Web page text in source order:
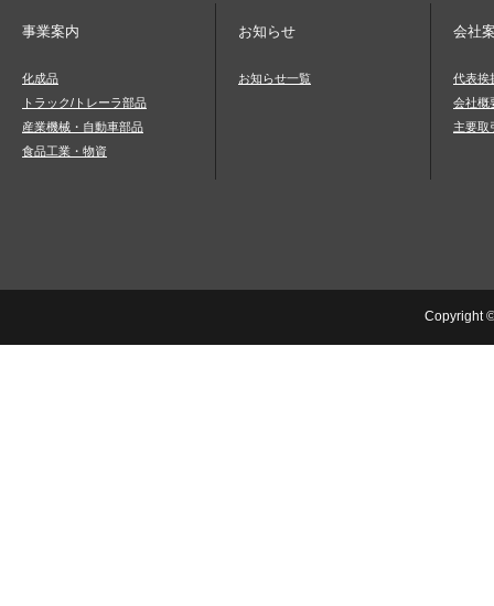
事業案内
化成品
トラック/トレーラ部品
産業機械・自動車部品
食品工業・物資
お知らせ
お知らせ一覧
会社
代表挨
会社概
主要取
Copyright